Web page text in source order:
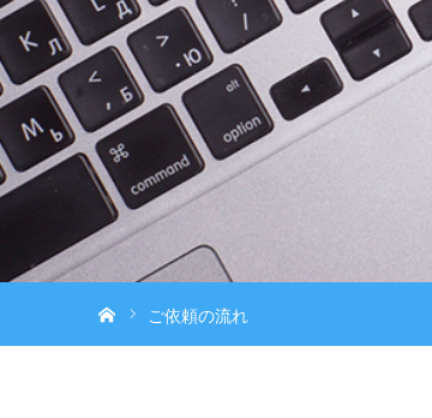
ご依頼の流れ